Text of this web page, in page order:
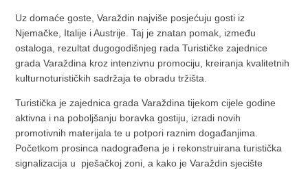
Uz domaće goste, Varaždin najviše posjećuju gosti iz
Njemačke, Italije i Austrije. Taj je znatan pomak, između
ostaloga, rezultat dugogodišnjeg rada Turističke zajednice
grada Varaždina kroz intenzivnu promociju, kreiranja kvalitetnih
kulturnoturističkih sadržaja te obradu tržišta.
Turistička je zajednica grada Varaždina tijekom cijele godine
aktivna i na poboljšanju boravka gostiju, izradi novih
promotivnih materijala te u potpori raznim događanjima.
Početkom prosinca nadograđena je i rekonstruirana turistička
signalizacija u pješačkoj zoni, a kako je Varaždin sjecište